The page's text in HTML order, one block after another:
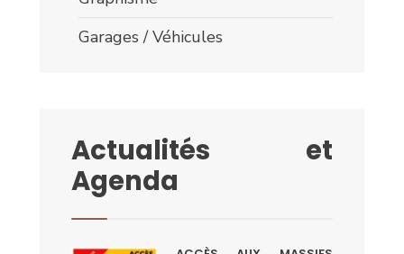
Garages / Véhicules
Actualités et
Agenda